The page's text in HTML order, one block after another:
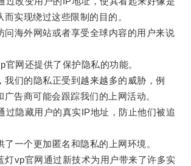
实现绕过这些限制的目的。
海外网站或者享受全球内容的用户来说
网还提供了保护隐私的功能。
们的隐私正受到越来越多的威胁，例
告商可能会跟踪我们的上网活动。
隐藏用户的真实IP地址，防止他们被追
一个更加匿名和隐私的上网环境。
vp官网通过新技术为用户带来了许多实